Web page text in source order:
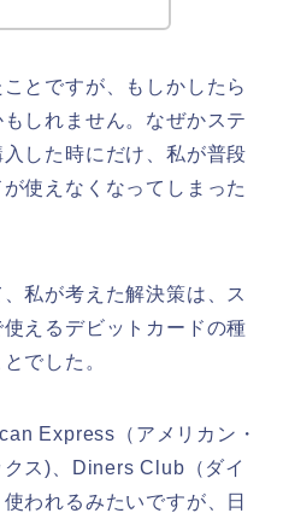
とですが、もしかしたら
しれません。なぜかステ
した時にだけ、私が普段
使えなくなってしまった
私が考えた解決策は、ス
えるデビットカードの種
でした。
Express（アメリカン・
ス)、Diners Club（ダイ
われるみたいですが、日